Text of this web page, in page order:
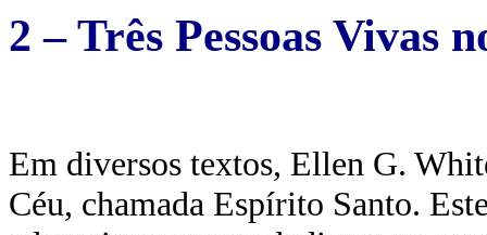
2 – Três Pessoas Vivas
Em diversos textos, Ellen G.
Céu, chamada Espírito Santo.